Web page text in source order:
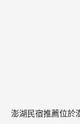
澎湖民宿推薦位於